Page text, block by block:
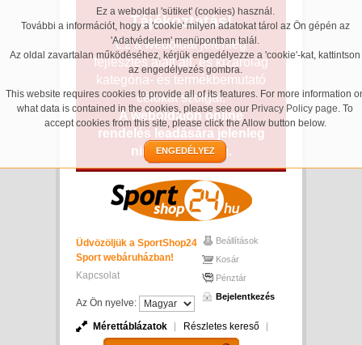
Ez a weboldal 'sütiket' (cookies) használ.
További a információt, hogy a 'cookie' milyen adatokat tárol az Ön gépén az
'Adatvédelem' menüpontban talál.
Az oldal zavartalan működéséhez, kérjük engedélyezze a 'cookie'-kat, kattintson
az engedélyezés gombra.
This website requires cookies to provide all of its features. For more information
what data is contained in the cookies, please see our Privacy Policy page. To
accept cookies from this site, please click the Allow button below.
ENGEDÉLYEZ
Tájékoztatás!
Ez a weboldal jelenleg
fejlesztés alatt áll, és kizárólag
kategória- és termékbemutató
célokat szolgál.
A weboldalon online
rendelés leadására jelenleg
nincs lehetőség.
Üdvözöljük a SportShop24
Sport webáruházban!
Kapcsolat
Az Ön nyelve:
Beállítások
Kosár
Pénztár
Bejelentkezés
Mérettáblázatok Részletes kereső